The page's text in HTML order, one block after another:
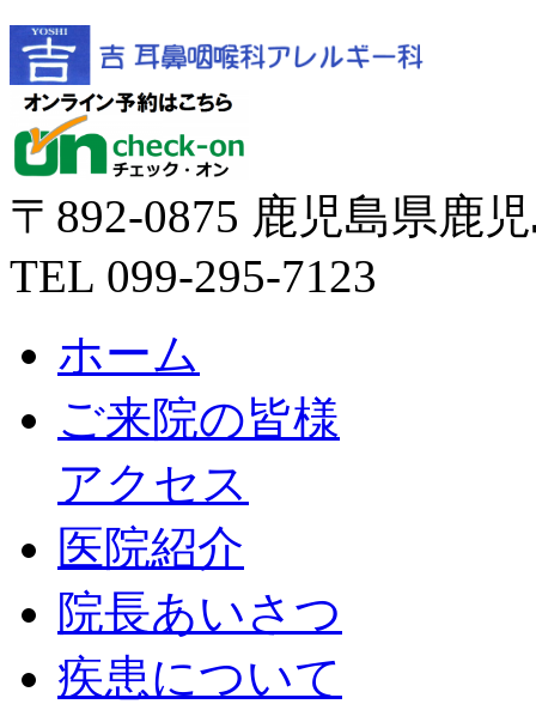
〒892-0875 鹿児島県鹿
TEL 099-295-7123
ホーム
ご来院の皆様
アクセス
医院紹介
院長あいさつ
疾患について